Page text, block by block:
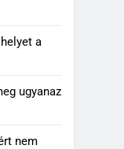
a
ugyanaz
nem